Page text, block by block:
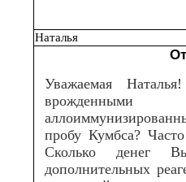
Наталья
Уважаемая
пробу Кумбса?
Сколько денег
дополнительных